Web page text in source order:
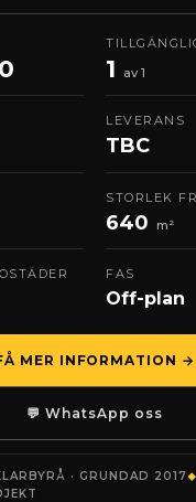
1 av 1
LEVERANS
TBC
STORLEK
640 m²
FAS
Off-plan
MER INFORMATION →
💬 WhatsApp oss
· GRUNDAD 2017